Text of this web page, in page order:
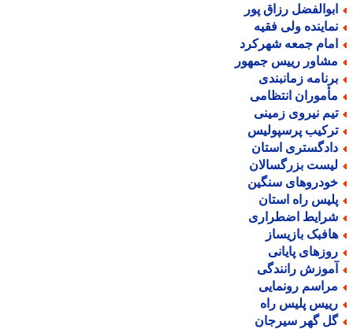
رزاق پور
ولی فقیه
جمعه شهرکرد
رییس جمهور
زمانبندی
انتظامی
نیروی زمینی
پرسپولیس
استان
بزرگسالان
سنگین
راه استان
اضطراری
بازیساز
پایانی
رانندگی
رونمایی
پلیس راه
گهر سیرجان